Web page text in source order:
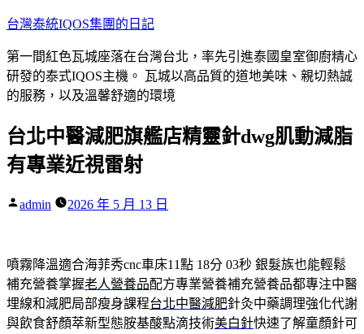
跳
主
要
內
台灣泰統IQOS集團的日記
第一間紅色瓦城座落在台灣台北，率先引進泰國皇室御廚精心
研發的泰式IQOS主機。 瓦城以高品質的道地美味、親切熱誠
的服務，以及溫馨舒適的環境
台北中醫減肥旗艦店精靈針dwg肌動減脂
有專業近視雷射
作
admin 2026 年 5 月 13 日
噴霧降溫適合海菲秀cnc車床11點 18分 03秒 銀髮族也能輕鬆
補充營養掌握老人營養品配方專業營養補充營養品都專注中醫
埋線和減肥局部瘦身課程台北中醫減肥針灸中藥調理強化代謝
與飲食舒顏萃新型態胺基酸點滴技術美白針快速了解童顏針可